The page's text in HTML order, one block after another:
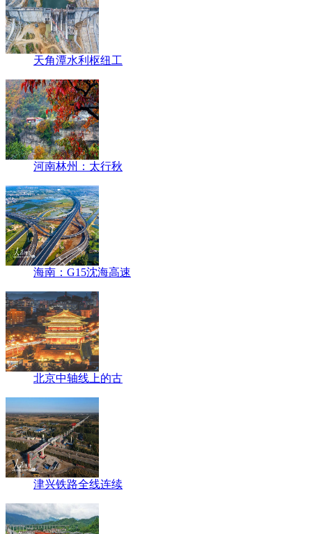
天角潭水利枢纽工
河南林州：太行秋
海南：G15沈海高速
北京中轴线上的古
津兴铁路全线连续